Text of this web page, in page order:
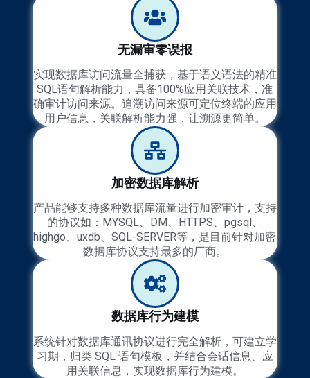
无漏审零误报
实现数据库访问流量全捕获，基于语义语法的精准
SQL语句解析能力，具备100%应用关联技术，准
确审计访问来源。追溯访问来源可定位终端的应用
用户信息，关联解析能力强，让溯源更简单。
加密数据库解析
产品能够支持多种数据库流量进行加密审计，支持
的协议如：MYSQL、DM、HTTPS、pgsql、
highgo、uxdb、SQL-SERVER等，是目前针对加密
数据库协议支持最多的厂商。
数据库行为建模
系统针对数据库通讯协议进行完全解析，可建立学
习期，归类 SQL 语句模板，并结合会话信息、应
用关联信息，实现数据库行为建模。